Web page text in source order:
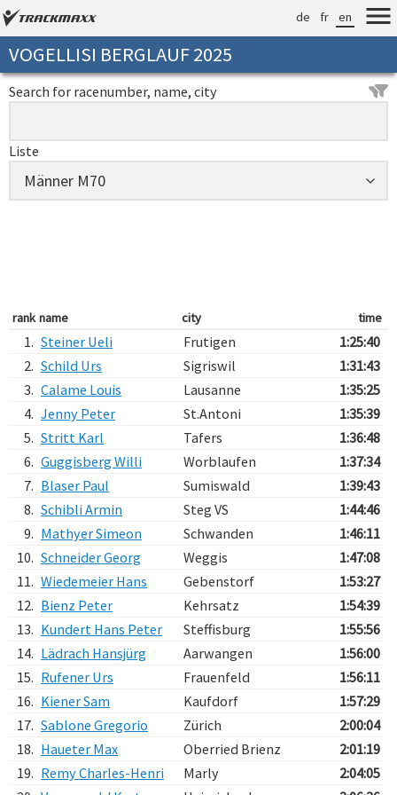
de fr en
VOGELLISI BERGLAUF 2025
Search for racenumber, name, city
Liste
rank name city time
1. Steiner Ueli Frutigen
1:25:40
2. Schild Urs Sigriswil
1:31:43
3. Calame Louis Lausanne
1:35:25
4. Jenny Peter St.Antoni
1:35:39
5. Stritt Karl Tafers
1:36:48
6. Guggisberg Willi Worblaufen
1:37:34
7. Blaser Paul Sumiswald
1:39:43
8. Schibli Armin Steg VS
1:44:46
9. Mathyer Simeon Schwanden
1:46:11
10. Schneider Georg Weggis
1:47:08
11. Wiedemeier Hans Gebenstorf
1:53:27
12. Bienz Peter Kehrsatz
1:54:39
13. Kundert Hans Peter Steffisburg
1:55:56
14. Lädrach Hansjürg Aarwangen
1:56:00
15. Rufener Urs Frauenfeld
1:56:11
16. Kiener Sam Kaufdorf
1:57:29
17. Sablone Gregorio Zürich
2:00:04
18. Haueter Max Oberried Brienz
2:01:19
19. Remy Charles-Henri Marly
2:04:05